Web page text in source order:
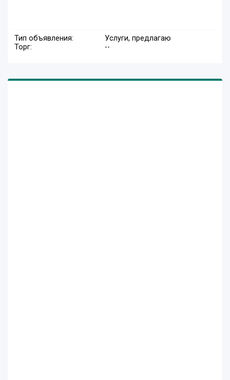
Тип объявления:
Услуги, предлагаю
Торг:
--